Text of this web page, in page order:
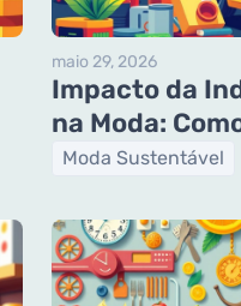
maio 29, 2026
Impacto da
na Moda:
Moda Sustentável